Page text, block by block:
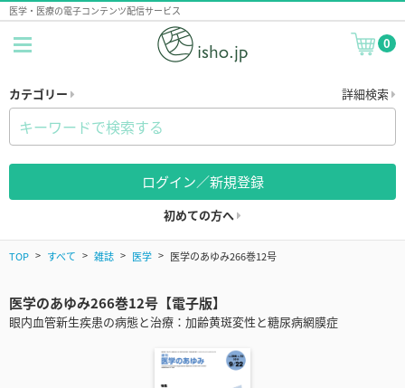
医学・医療の電子コンテンツ配信サービス
0
カテゴリー 詳細検索
ログイン／新規登録
初めての方へ
TOP すべて 雑誌 医学 医学のあゆみ266巻12号
医学のあゆみ266巻12号【電子版】
眼内血管新生疾患の病態と治療：加齢黄斑変性と糖尿病網膜症